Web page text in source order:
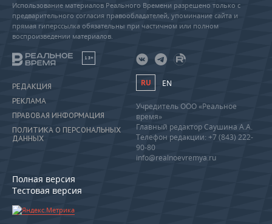
Использование материалов Реального Времени разрешено только с
предварительного согласия правообладателей, упоминание сайта и
прямая гиперссылка обязательны при частичном или полном
воспроизведении материалов.
18+
РЕДАКЦИЯ
РЕКЛАМА
ПРАВОВАЯ ИНФОРМАЦИЯ
ПОЛИТИКА О ПЕРСОНАЛЬНЫХ
ДАННЫХ
Полная версия
Тестовая версия
RU EN
Учредитель ООО «Реальное
время»
Главный редактор Саушина А.А.
Телефон редакции: +7 (843) 222-
90-80
info@realnoevremya.ru